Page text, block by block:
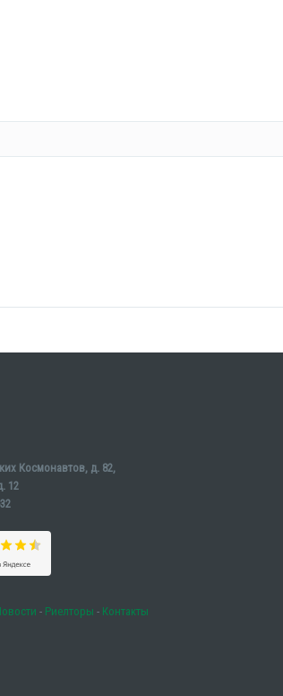
Космонавтов, д. 82,
12
- Риелторы - Контакты